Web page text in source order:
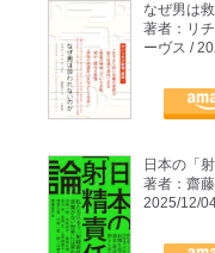
なぜ男は
著者：リ
ーヴス /
日本の「
著者：齋
2025/12/